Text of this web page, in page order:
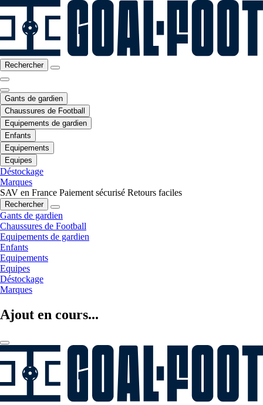
Rechercher
Gants de gardien
Chaussures de Football
Equipements de gardien
Enfants
Equipements
Equipes
Déstockage
Marques
SAV en France Paiement sécurisé Retours faciles
Rechercher
Gants de gardien
Chaussures de Football
Equipements de gardien
Enfants
Equipements
Equipes
Déstockage
Marques
Ajout en cours...